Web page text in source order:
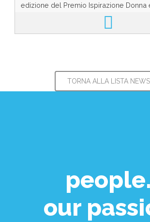
edizione del Premio Ispirazione Donna
possibile votare la Donna di Ispirazione
TORNA ALLA LISTA NEWS
people.
our